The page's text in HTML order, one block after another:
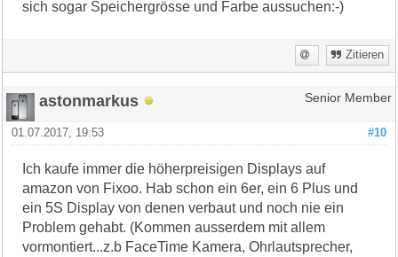
sich sogar Speichergrösse und Farbe aussuchen:-)
Zitieren
astonmarkus Senior Member
#10
01.07.2017, 19:53
Ich kaufe immer die höherpreisigen Displays auf
amazon von Fixoo. Hab schon ein 6er, ein 6 Plus und
ein 5S Display von denen verbaut und noch nie ein
Problem gehabt. (Kommen ausserdem mit allem
vormontiert...z.b FaceTime Kamera, Ohrlautsprecher,